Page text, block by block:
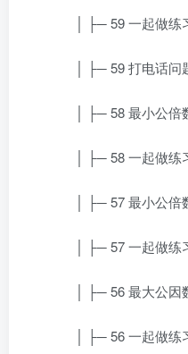
│ ├─ 59 一起做练
│ ├─ 59 打电话问
│ ├─ 58 最小公倍数
│ ├─ 58 一起做练
│ ├─ 57 最小公倍数
│ ├─ 57 一起做练
│ ├─ 56 最大公因数
│ ├─ 56 一起做练